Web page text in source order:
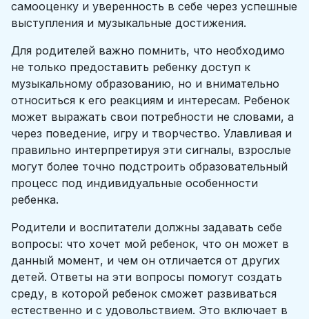
самооценку и уверенность в себе через успешные
выступления и музыкальные достижения.
Для родителей важно помнить, что необходимо
не только предоставить ребенку доступ к
музыкальному образованию, но и внимательно
относиться к его реакциям и интересам. Ребенок
может выражать свои потребности не словами, а
через поведение, игру и творчество. Улавливая и
правильно интерпретируя эти сигналы, взрослые
могут более точно подстроить образовательный
процесс под индивидуальные особенности
ребенка.
Родители и воспитатели должны задавать себе
вопросы: что хочет мой ребенок, что он может в
данный момент, и чем он отличается от других
детей. Ответы на эти вопросы помогут создать
среду, в которой ребенок сможет развиваться
естественно и с удовольствием. Это включает в